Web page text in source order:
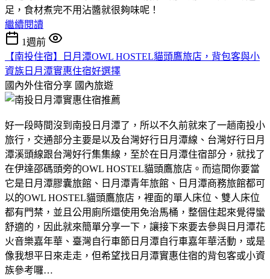
足，食材煮完不用沾醬就很夠味呢！
繼續閱讀
1週前
【南投住宿】日月潭OWL HOSTEL貓頭鷹旅店，背包客與小
資族日月潭實惠住宿好選擇
國內外住宿分享 國內旅遊
好一段時間沒到南投日月潭了，所以不久前就來了一趟南投小
旅行，交通部分主要是以及台灣好行日月潭線、台灣好行日月
潭溪頭線跟台灣好行集集線，至於在日月潭住宿部分，就找了
在伊達邵碼頭旁的OWL HOSTEL貓頭鷹旅店。而這間你要當
它是日月潭膠囊旅館、日月潭青年旅館、日月潭商務旅館都可
以的OWL HOSTEL貓頭鷹旅店，裡面的單人床位、雙人床位
都有門禁，並且公用廁所還使用免治馬桶，整個住起來覺得蠻
舒適的，因此就來簡單分享一下，讓接下來要去參與日月潭花
火音樂嘉年華、臺灣自行車節日月潭自行車嘉年華活動，或是
像我想平日來走走，但希望找日月潭實惠住宿的背包客或小資
族參考囉…